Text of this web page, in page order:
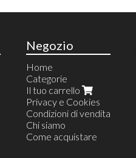
Negozio
Home
Categorie
Il tuo carrello
Privacy e Cookies
Condizioni di vendita
Chi siamo
Come acquistare